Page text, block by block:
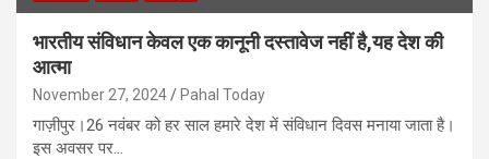
भारतीय संविधान केवल एक कानूनी दस्तावेज नहीं है,यह देश की
आत्मा
November 27, 2024 Pahal Today
गाज़ीपुर।26 नवंबर को हर साल हमारे देश में संविधान दिवस मनाया जाता है।
इस अवसर पर…